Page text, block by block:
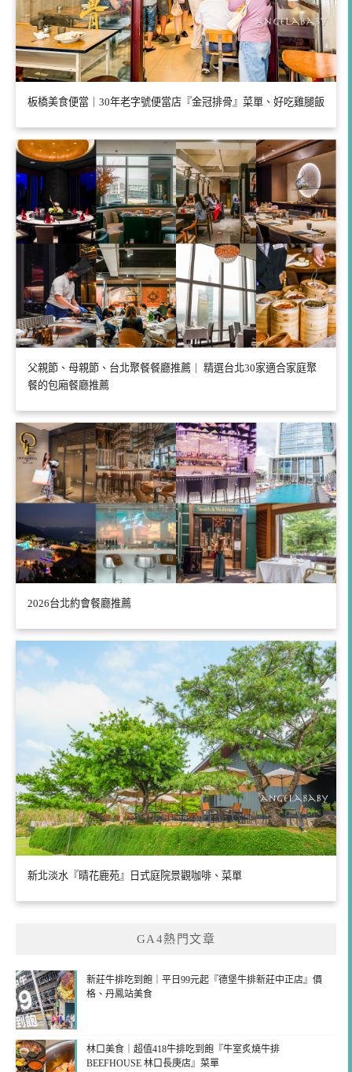
板橋美食便當｜30年老字號便當店『金冠排骨』菜單、好吃雞腿飯
父親節、母親節、台北聚餐餐廳推薦｜ 精選台北30家適合家庭聚
餐的包廂餐廳推薦
2026台北約會餐廳推薦
新北淡水『晴花鹿苑』日式庭院景觀咖啡、菜單
GA4熱門文章
新莊牛排吃到飽｜平日99元起『德堡牛排新莊中正店』價
格、丹鳳站美食
林口美食｜超值418牛排吃到飽『牛室炙燒牛排
BEEFHOUSE 林口長庚店』菜單